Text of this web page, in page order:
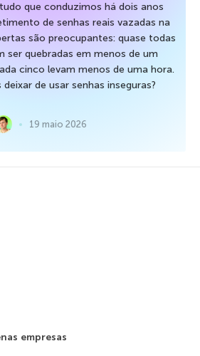
que conduzimos há dois anos
de senhas reais vazadas na
são preocupantes: quase todas
ser quebradas em menos de um
cinco levam menos de uma hora.
de usar senhas inseguras?
19 maio 2026
empresas